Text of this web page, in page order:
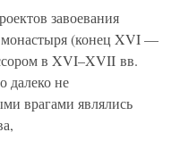
завоевания
монастыря (конец XVI —
в XVI–XVII вв.
далеко не
врагами являлись